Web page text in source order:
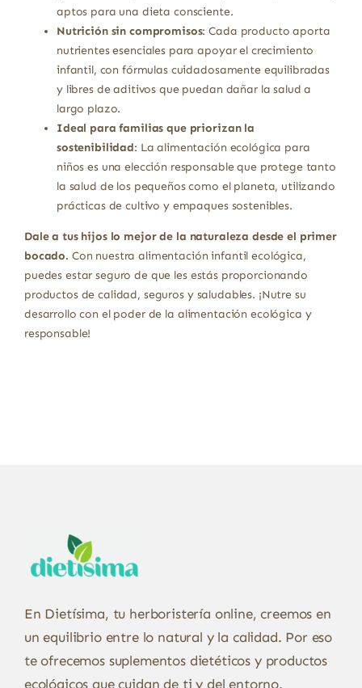
aptos para una dieta consciente.
Nutrición sin compromisos: Cada producto aporta
nutrientes esenciales para apoyar el crecimiento
infantil, con fórmulas cuidadosamente equilibradas
y libres de aditivos que puedan dañar la salud a
largo plazo.
Ideal para familias que priorizan la
sostenibilidad: La alimentación ecológica para
niños es una elección responsable que protege tanto
la salud de los pequeños como el planeta, utilizando
prácticas de cultivo y empaques sostenibles.
Dale a tus hijos lo mejor de la naturaleza desde el primer
bocado. Con nuestra alimentación infantil ecológica,
puedes estar seguro de que les estás proporcionando
productos de calidad, seguros y saludables. ¡Nutre su
desarrollo con el poder de la alimentación ecológica y
responsable!
En Dietísima, tu herboristería online, creemos en
un equilibrio entre lo natural y la calidad. Por eso
te ofrecemos suplementos dietéticos y productos
ecológicos que cuidan de ti y del entorno.